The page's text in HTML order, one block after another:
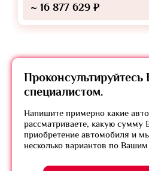
~ 16 877 629 ₽
Проконсультируйтесь
специалистом.
Напишите примерно какие
рассматриваете, какую сумму
приобретение автомобиля и
несколько вариантов по